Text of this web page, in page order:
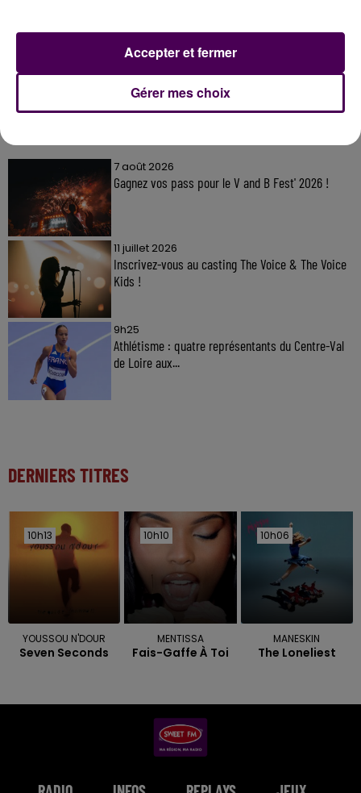
7 août 2026
Gagnez vos pass pour le V and B Fest' 2026 !
11 juillet 2026
Inscrivez-vous au casting The Voice & The Voice
Kids !
9h25
Athlétisme : quatre représentants du Centre-Val
de Loire aux...
DERNIERS TITRES
10h13
10h13
YOUSSOU N'DOUR
Seven Seconds
10h10
10h10
MENTISSA
Fais-Gaffe À Toi
10h06
10h06
MANESKIN
The Loneliest
Gérer mes choix
Accepter et fermer